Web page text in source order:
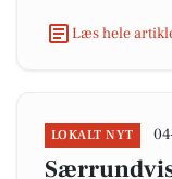
Læs hele
LOKALT NYT